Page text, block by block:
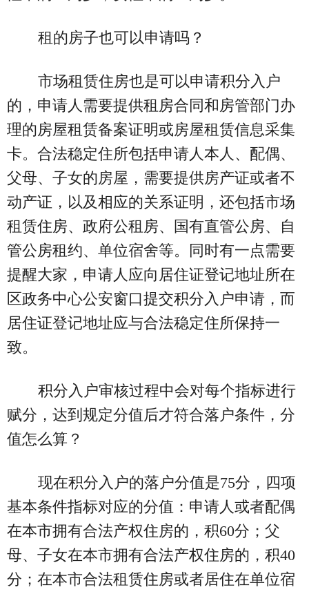
租的房子也可以申请吗？
市场租赁住房也是可以申请积分入户
的，申请人需要提供租房合同和房管部门办
理的房屋租赁备案证明或房屋租赁信息采集
卡。合法稳定住所包括申请人本人、配偶、
父母、子女的房屋，需要提供房产证或者不
动产证，以及相应的关系证明，还包括市场
租赁住房、政府公租房、国有直管公房、自
管公房租约、单位宿舍等。同时有一点需要
提醒大家，申请人应向居住证登记地址所在
区政务中心公安窗口提交积分入户申请，而
居住证登记地址应与合法稳定住所保持一
致。
积分入户审核过程中会对每个指标进行
赋分，达到规定分值后才符合落户条件，分
值怎么算？
现在积分入户的落户分值是75分，四项
基本条件指标对应的分值：申请人或者配偶
在本市拥有合法产权住房的，积60分；父
母、子女在本市拥有合法产权住房的，积40
分；在本市合法租赁住房或者居住在单位宿